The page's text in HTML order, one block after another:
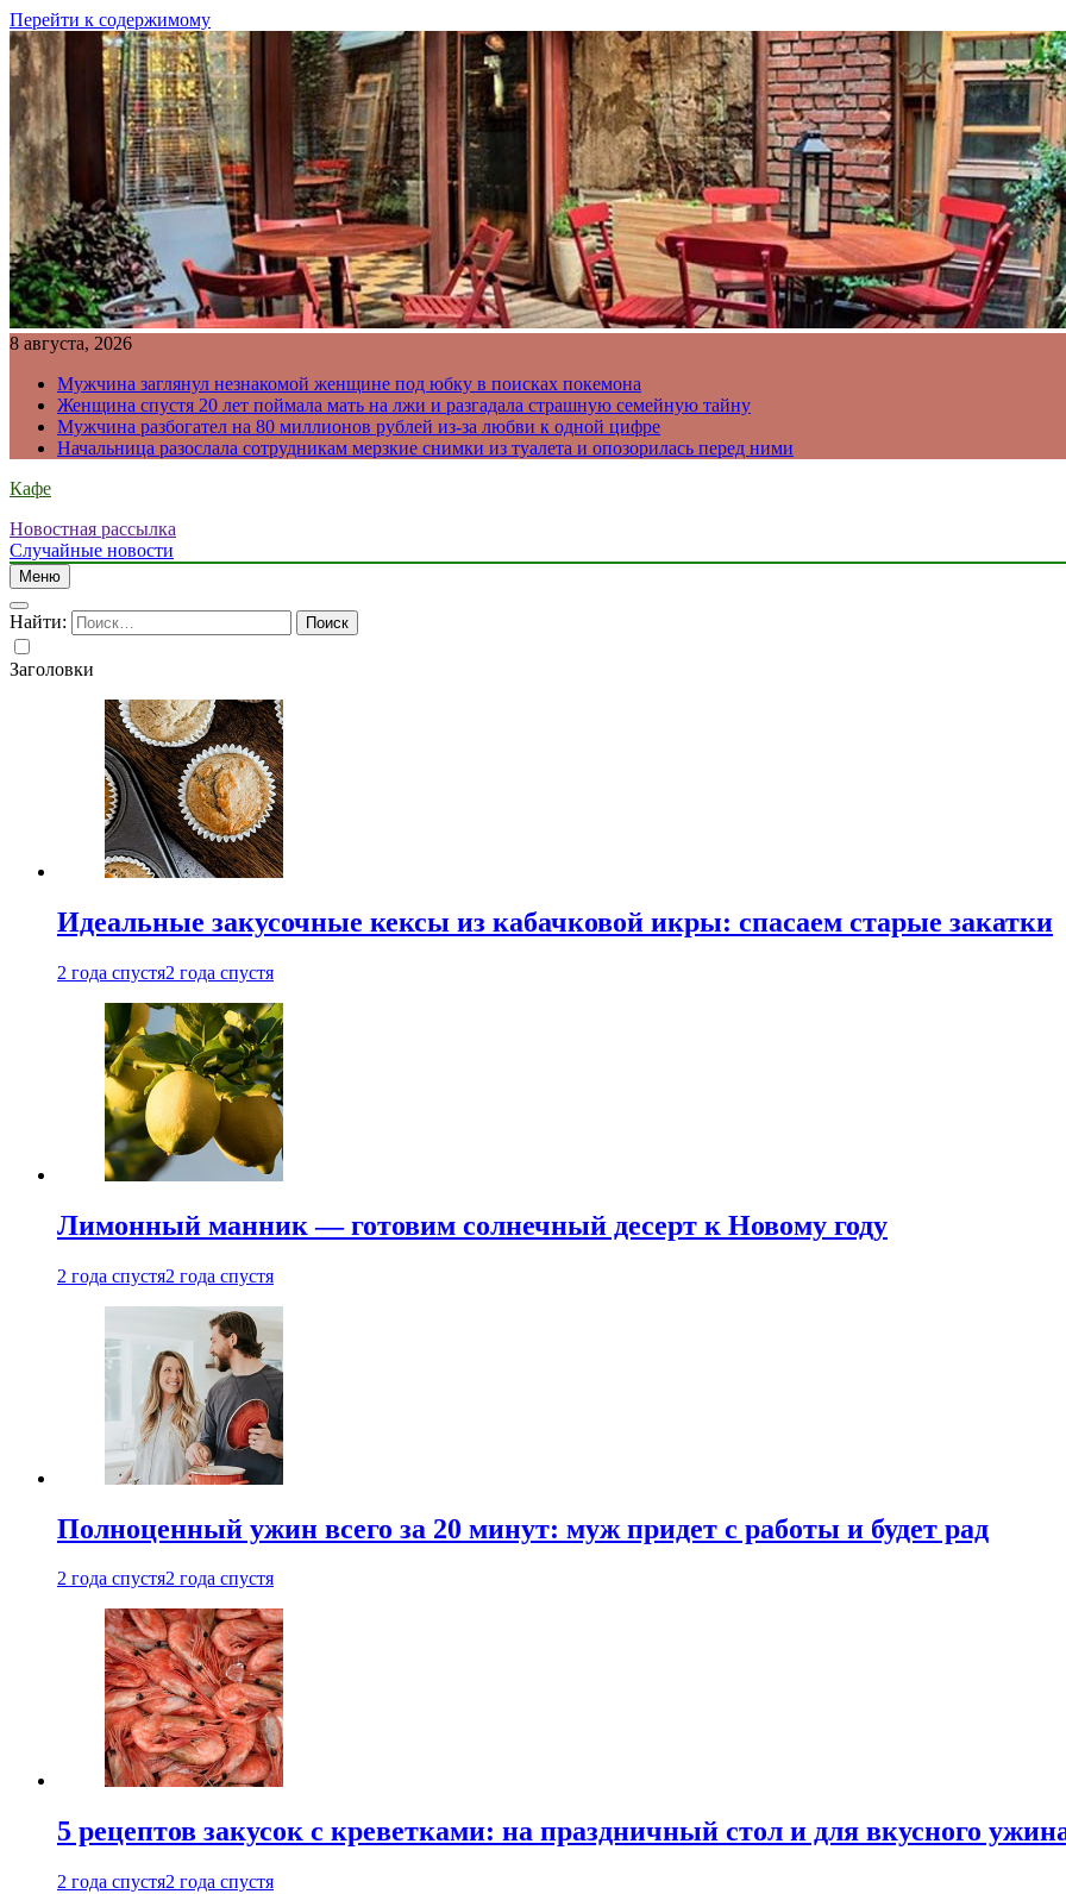
Перейти к содержимому
8 августа, 2026
Мужчина заглянул незнакомой женщине под юбку в поисках покемона
Женщина спустя 20 лет поймала мать на лжи и разгадала страшную семейную тайну
Мужчина разбогател на 80 миллионов рублей из-за любви к одной цифре
Начальница разослала сотрудникам мерзкие снимки из туалета и опозорилась перед ними
Кафе
Новостная рассылка
Случайные новости
Меню
Найти:
Заголовки
Идеальные закусочные кексы из кабачковой икры: спасаем старые закатки
2 года спустя2 года спустя
Лимонный манник — готовим солнечный десерт к Новому году
2 года спустя2 года спустя
Полноценный ужин всего за 20 минут: муж придет с работы и будет рад
2 года спустя2 года спустя
5 рецептов закусок с креветками: на праздничный стол и для вкусного
2 года спустя2 года спустя